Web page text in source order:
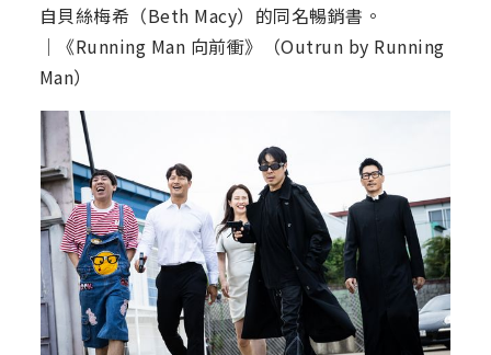
自貝絲梅希（Beth Macy）的同名暢銷書。
│《Running Man 向前衝》（Outrun by Running
Man）